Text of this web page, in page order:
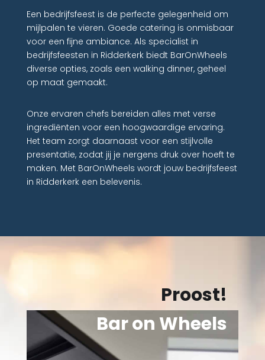
Een bedrijfsfeest is de perfecte gelegenheid om
mijlpalen te vieren. Goede catering is onmisbaar
voor een fijne ambiance. Als specialist in
bedrijfsfeesten in Ridderkerk biedt BarOnWheels
diverse opties, zoals een walking dinner, geheel
op maat gemaakt.
Onze ervaren chefs bereiden alles met verse
ingrediënten voor een hoogwaardige ervaring.
Het team zorgt daarnaast voor een stijlvolle
presentatie, zodat jij je nergens druk over hoeft te
maken. Met BarOnWheels wordt jouw bedrijfsfeest
in Ridderkerk een belevenis.
Proost!
Bar on Wheels